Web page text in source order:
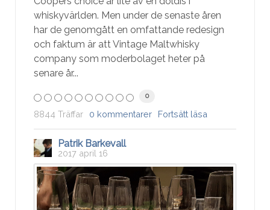
whiskyvärlden. Men under de senaste åren
har de genomgått en omfattande redesign
och faktum är att Vintage Maltwhisky
company som moderbolaget heter på
senare år...
0
8844 Träffar 0 kommentarer Fortsätt läsa
Patrik Barkevall
2017 april 16